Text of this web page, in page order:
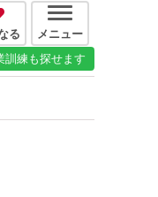
る メニュー
訓練も探せます